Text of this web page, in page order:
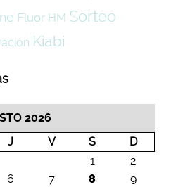
Fluor HM Sorteo
Kiabi
2026
J V S
D
1
2
6 7 8
9